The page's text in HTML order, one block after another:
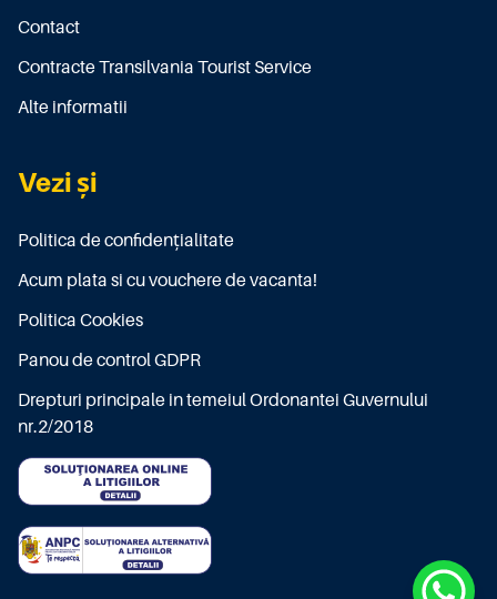
Contact
Contracte Transilvania Tourist Service
Alte informatii
Vezi și
Politica de confidențialitate
Acum plata si cu vouchere de vacanta!
Politica Cookies
Panou de control GDPR
Drepturi principale in temeiul Ordonantei Guvernului
nr.2/2018